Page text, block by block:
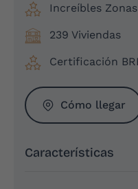
Increíbles
239 Viviendas
Certificación
Cómo llegar
Características